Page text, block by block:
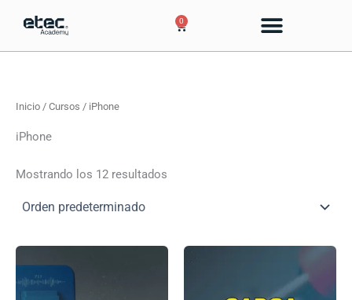
0
Cart
Inicio / Cursos / iPhone
iPhone
Mostrando los 12 resultados